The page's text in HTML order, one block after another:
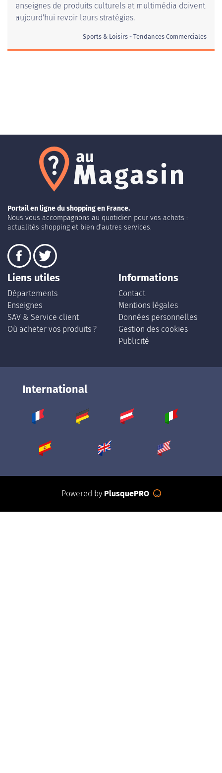
enseignes de produits culturels et multimédia doivent
aujourd'hui revoir leurs stratégies.
Sports & Loisirs Tendances Commerciales
Portail en ligne du shopping en France.
Nous vous accompagnons au quotidien pour vos achats :
actualités shopping et bien d’autres services.
Liens utiles
Départements
Enseignes
SAV & Service client
Où acheter vos produits ?
Informations
Contact
Mentions légales
Données personnelles
Gestion des cookies
Publicité
International
Powered by PlusquePRO